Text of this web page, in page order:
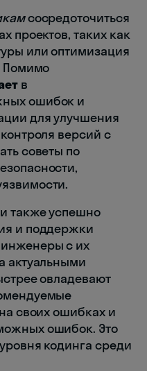
сосредоточиться
проектов, таких как
или оптимизация
Помимо
в
ошибок и
для улучшения
версий с
советы по
также успешно
и поддержки
с их
актуальными
овладевают
своих ошибках и
ошибок. Это
кодинга среди